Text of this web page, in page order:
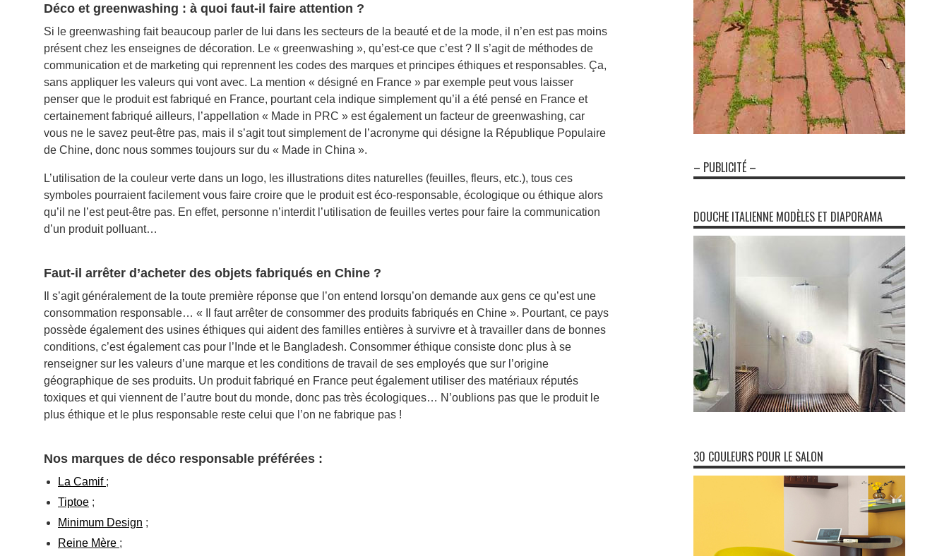
Déco et greenwashing : à quoi faut-il faire attention ?
Si le greenwashing fait beaucoup parler de lui dans les secteurs de la beauté et de la mode, il n’en est pas moins
présent chez les enseignes de décoration. Le « greenwashing », qu’est-ce que c’est ? Il s’agit de méthodes de
communication et de marketing qui reprennent les codes des marques et principes éthiques et responsables. Ça,
sans appliquer les valeurs qui vont avec. La mention « désigné en France » par exemple peut vous laisser
penser que le produit est fabriqué en France, pourtant cela indique simplement qu’il a été pensé en France et
certainement fabriqué ailleurs, l’appellation « Made in PRC » est également un facteur de greenwashing, car
vous ne le savez peut-être pas, mais il s’agit tout simplement de l’acronyme qui désigne la République Populaire
de Chine, donc nous sommes toujours sur du « Made in China ».
L’utilisation de la couleur verte dans un logo, les illustrations dites naturelles (feuilles, fleurs, etc.), tous ces
symboles pourraient facilement vous faire croire que le produit est éco-responsable, écologique ou éthique alors
qu’il ne l’est peut-être pas. En effet, personne n’interdit l’utilisation de feuilles vertes pour faire la communication
d’un produit polluant…
Faut-il arrêter d’acheter des objets fabriqués en Chine ?
Il s’agit généralement de la toute première réponse que l’on entend lorsqu’on demande aux gens ce qu’est une
consommation responsable… « Il faut arrêter de consommer des produits fabriqués en Chine ». Pourtant, ce pays
possède également des usines éthiques qui aident des familles entières à survivre et à travailler dans de bonnes
conditions, c’est également cas pour l’Inde et le Bangladesh. Consommer éthique consiste donc plus à se
renseigner sur les valeurs d’une marque et les conditions de travail de ses employés que sur l’origine
géographique de ses produits. Un produit fabriqué en France peut également utiliser des matériaux réputés
toxiques et qui viennent de l’autre bout du monde, donc pas très écologiques… N’oublions pas que le produit le
plus éthique et le plus responsable reste celui que l’on ne fabrique pas !
Nos marques de déco responsable préférées :
La Camif ;
Tiptoe ;
Minimum Design ;
Reine Mère ;
– PUBLICITÉ –
DOUCHE ITALIENNE MODÈLES ET DIAPORAMA
30 COULEURS POUR LE SALON